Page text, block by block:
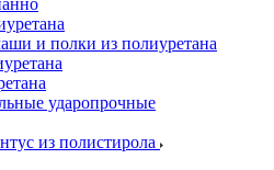
и полки из полиуретана
ударопрочные
из полистирола